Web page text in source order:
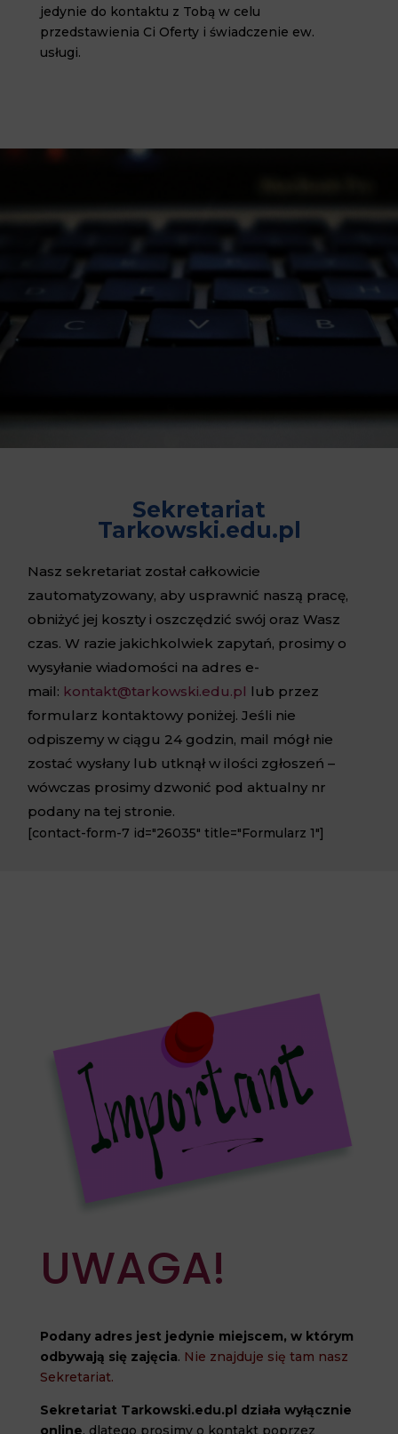
jedynie do kontaktu z Tobą w celu
przedstawienia Ci Oferty i świadczenie ew.
usługi.
Sekretariat
Tarkowski.edu.pl
Nasz sekretariat został całkowicie
zautomatyzowany, aby usprawnić naszą pracę,
obniżyć jej koszty i oszczędzić swój oraz Wasz
czas. W razie jakichkolwiek zapytań, prosimy o
wysyłanie wiadomości na adres e-
mail: kontakt@tarkowski.edu.pl lub przez
formularz kontaktowy poniżej. Jeśli nie
odpiszemy w ciągu 24 godzin, mail mógł nie
zostać wysłany lub utknął w ilości zgłoszeń –
wówczas prosimy dzwonić pod aktualny nr
podany na tej stronie.
[contact-form-7 id="26035" title="Formularz 1"]
UWAGA!
Podany adres jest jedynie miejscem, w którym
odbywają się zajęcia. Nie znajduje się tam nasz
Sekretariat.
Sekretariat Tarkowski.edu.pl działa wyłącznie
online, dlatego prosimy o kontakt poprzez